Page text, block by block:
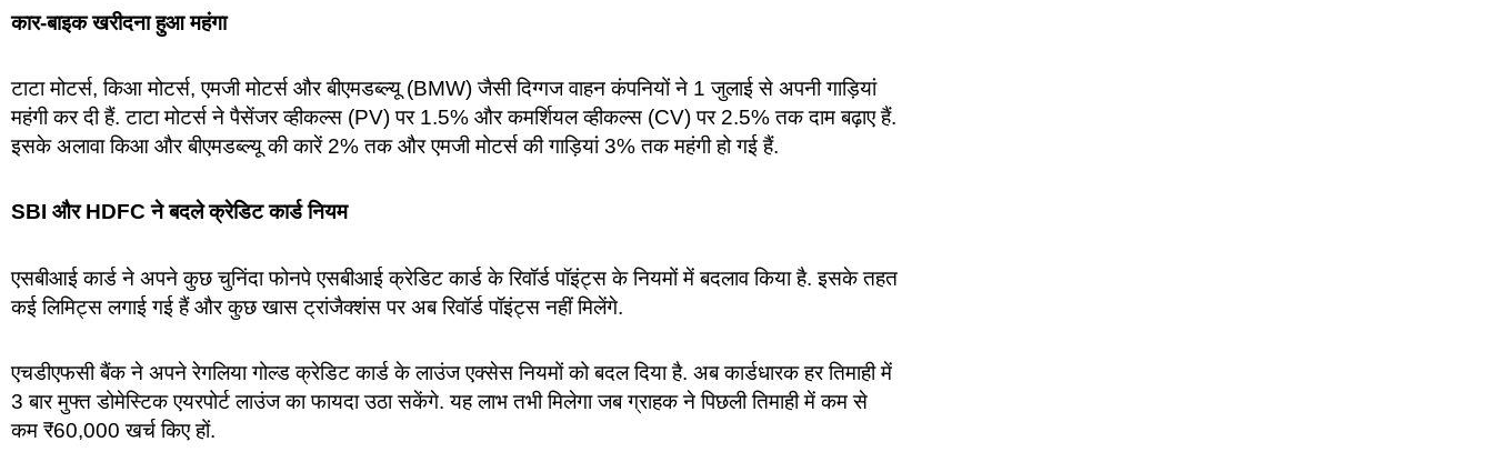
कार-बाइक खरीदना हुआ महंगा
टाटा मोटर्स, किआ मोटर्स, एमजी मोटर्स और बीएमडब्ल्यू (BMW) जैसी दिग्गज वाहन कंपनियों ने 1 जुलाई से अपनी गाड़ियां
महंगी कर दी हैं. टाटा मोटर्स ने पैसेंजर व्हीकल्स (PV) पर 1.5% और कमर्शियल व्हीकल्स (CV) पर 2.5% तक दाम बढ़ाए हैं.
इसके अलावा किआ और बीएमडब्ल्यू की कारें 2% तक और एमजी मोटर्स की गाड़ियां 3% तक महंगी हो गई हैं.
SBI और HDFC ने बदले क्रेडिट कार्ड नियम
एसबीआई कार्ड ने अपने कुछ चुनिंदा फोनपे एसबीआई क्रेडिट कार्ड के रिवॉर्ड पॉइंट्स के नियमों में बदलाव किया है. इसके तहत
कई लिमिट्स लगाई गई हैं और कुछ खास ट्रांजैक्शंस पर अब रिवॉर्ड पॉइंट्स नहीं मिलेंगे.
एचडीएफसी बैंक ने अपने रेगलिया गोल्ड क्रेडिट कार्ड के लाउंज एक्सेस नियमों को बदल दिया है. अब कार्डधारक हर तिमाही में
3 बार मुफ्त डोमेस्टिक एयरपोर्ट लाउंज का फायदा उठा सकेंगे. यह लाभ तभी मिलेगा जब ग्राहक ने पिछली तिमाही में कम से
कम ₹60,000 खर्च किए हों.